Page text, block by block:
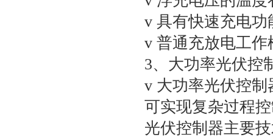
v 具有快速充电功
v 普通充放电工
3、大功率光伏控
v 大功率光伏控
可实现复杂过程
光伏控制器主要